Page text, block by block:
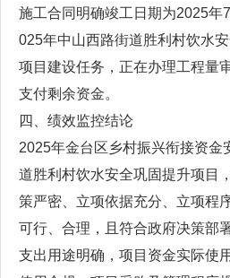
施工合同明确竣工日期为2025年
025年中山西路街道胜利村饮水
项目建设任务，正在办理工程量
支付剩余资金。
四、绩效监控结论
2025年金台区乡村振兴衔接资金
道胜利村饮水安全巩固提升项目
策严密、立项依据充分、立项程
可行、合理，且符合政府决策部
支出用途明确，项目资金实际使